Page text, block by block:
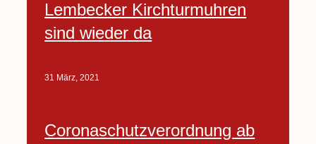
Lembecker Kirchturmuhren
sind wieder da
31 März, 2021
Coronaschutzverordnung ab